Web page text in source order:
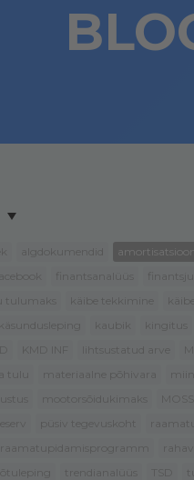
algdokumendid
finantsanalüüs
tulumaks käibe tekkimine
käsundusleping kaubik kingitus
KMD INF lihtsustatud arve
tulu materiaalne põhivara
mootorsõidukimaks
püsiv tegevuskoht
raamatupidamisprogramm
trendianalüüs